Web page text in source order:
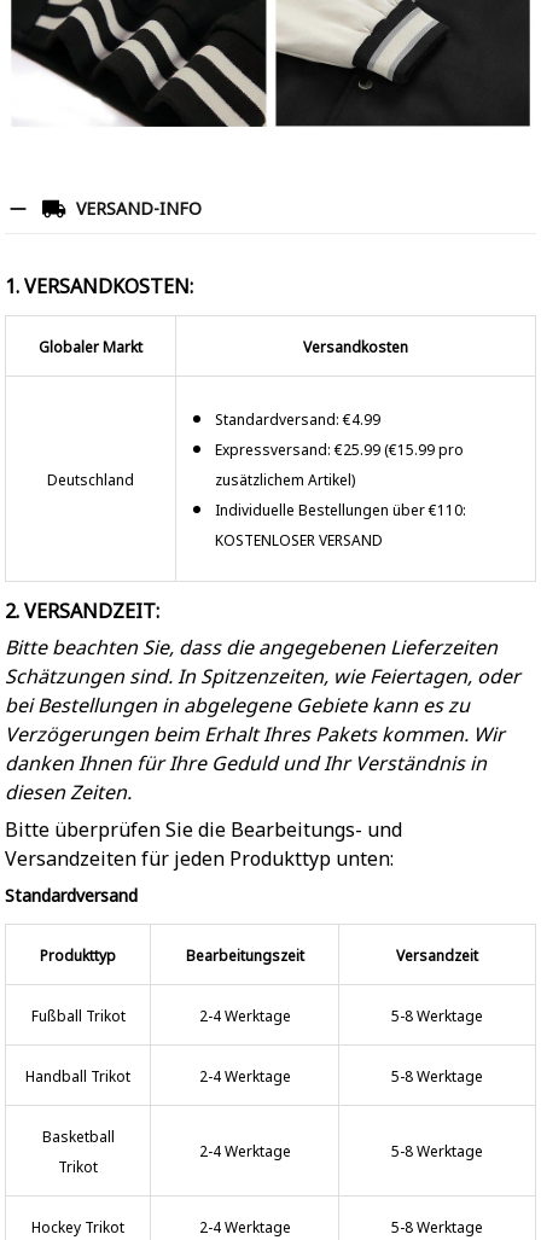
VERSAND-INFO
1. VERSANDKOSTEN:
Globaler Markt Versandkosten
Deutschland
Standardversand: €4.99
Expressversand: €25.99 (€15.99 pro
zusätzlichem Artikel)
Individuelle Bestellungen über €110:
KOSTENLOSER VERSAND
2. VERSANDZEIT:
Bitte beachten Sie, dass die angegebenen Lieferzeiten
Schätzungen sind. In Spitzenzeiten, wie Feiertagen, oder
bei Bestellungen in abgelegene Gebiete kann es zu
Verzögerungen beim Erhalt Ihres Pakets kommen. Wir
danken Ihnen für Ihre Geduld und Ihr Verständnis in
diesen Zeiten.
Bitte überprüfen Sie die Bearbeitungs- und
Versandzeiten für jeden Produkttyp unten:
Standardversand
Produkttyp Bearbeitungszeit Versandzeit
Fußball Trikot 2-4 Werktage 5-8 Werktage
Handball Trikot 2-4 Werktage 5-8 Werktage
Basketball
Trikot
2-4 Werktage 5-8 Werktage
Hockey Trikot 2-4 Werktage 5-8 Werktage